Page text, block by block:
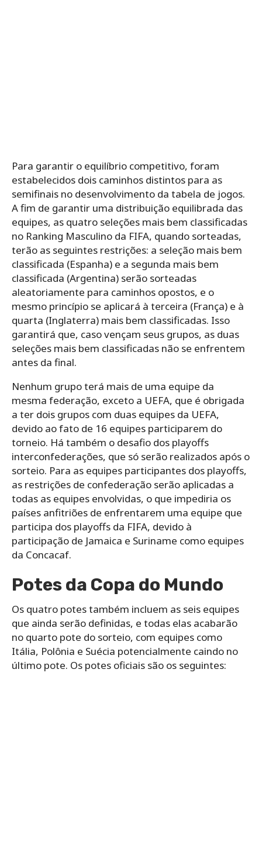
Para garantir o equilíbrio competitivo, foram
estabelecidos dois caminhos distintos para as
semifinais no desenvolvimento da tabela de jogos.
A fim de garantir uma distribuição equilibrada das
equipes, as quatro seleções mais bem classificadas
no Ranking Masculino da FIFA, quando sorteadas,
terão as seguintes restrições: a seleção mais bem
classificada (Espanha) e a segunda mais bem
classificada (Argentina) serão sorteadas
aleatoriamente para caminhos opostos, e o
mesmo princípio se aplicará à terceira (França) e à
quarta (Inglaterra) mais bem classificadas. Isso
garantirá que, caso vençam seus grupos, as duas
seleções mais bem classificadas não se enfrentem
antes da final.
Nenhum grupo terá mais de uma equipe da
mesma federação, exceto a UEFA, que é obrigada
a ter dois grupos com duas equipes da UEFA,
devido ao fato de 16 equipes participarem do
torneio. Há também o desafio dos playoffs
interconfederações, que só serão realizados após o
sorteio. Para as equipes participantes dos playoffs,
as restrições de confederação serão aplicadas a
todas as equipes envolvidas, o que impediria os
países anfitriões de enfrentarem uma equipe que
participa dos playoffs da FIFA, devido à
participação de Jamaica e Suriname como equipes
da Concacaf.
Potes da Copa do Mundo
Os quatro potes também incluem as seis equipes
que ainda serão definidas, e todas elas acabarão
no quarto pote do sorteio, com equipes como
Itália, Polônia e Suécia potencialmente caindo no
último pote. Os potes oficiais são os seguintes: